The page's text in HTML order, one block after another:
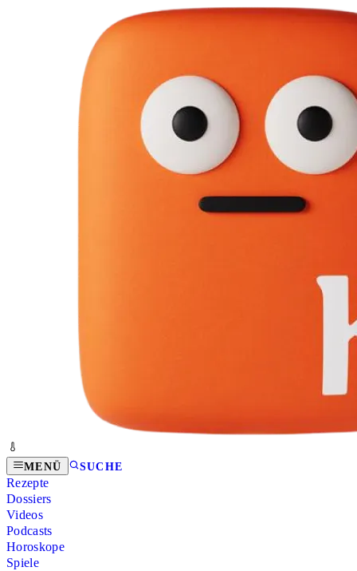
MENÜ SUCHE
Rezepte
Dossiers
Videos
Podcasts
Horoskope
Spiele